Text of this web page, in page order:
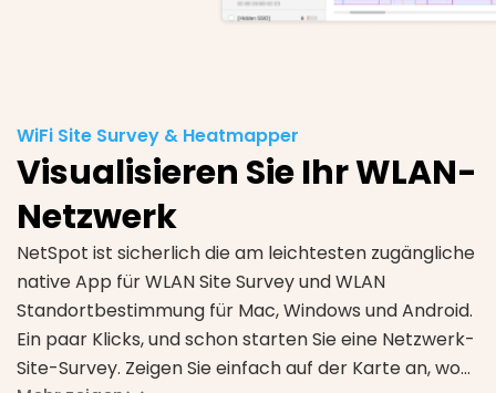
WiFi Site Survey & Heatmapper
Visualisieren Sie Ihr WLAN-
Netzwerk
NetSpot ist sicherlich die am leichtesten zugängliche
native App für WLAN Site Survey und WLAN
Standortbestimmung für Mac, Windows und Android.
Ein paar Klicks, und schon starten Sie eine Netzwerk-
Site-Survey. Zeigen Sie einfach auf der Karte an, wo